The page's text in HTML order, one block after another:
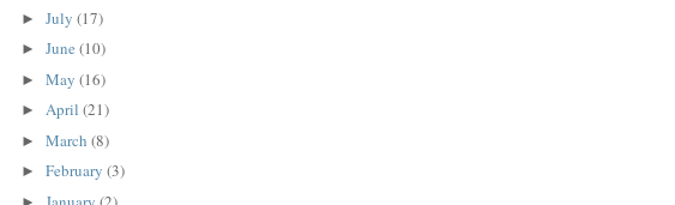
► July (17)
► June (10)
► May (16)
► April (21)
► March (8)
► February (3)